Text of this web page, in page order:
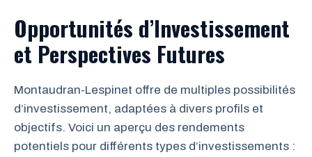
Opportunités d’Investissement
et Perspectives Futures
Montaudran-Lespinet offre de multiples possibilités
d’investissement, adaptées à divers profils et
objectifs. Voici un aperçu des rendements
potentiels pour différents types d’investissements :